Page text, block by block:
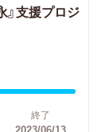
』支援プロジ
終了
2023/06/13